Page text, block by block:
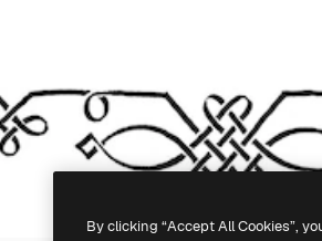
By clicking “Accept All Cookies”,